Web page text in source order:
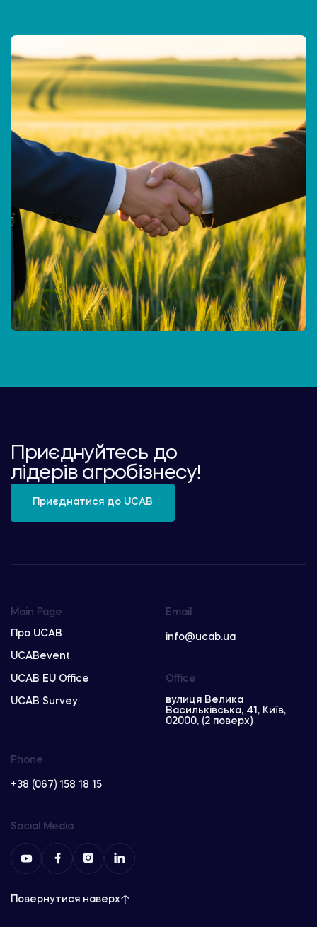
Приєднуйтесь до
лідерів агробізнесу!
Приєднатися до UCAB
Main Page
Про UCAB
UCABevent
UCAB EU Office
UCAB Survey
Email
info@ucab.ua
Phone
+38 (067) 158 18 15
Office
вулиця Велика
Васильківська, 41, Київ,
02000, (2 поверх)
Social Media
Повернутися наверх